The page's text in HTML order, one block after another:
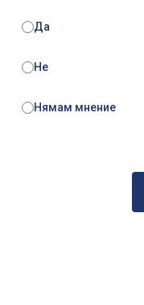
Да
Не
Нямам мнение